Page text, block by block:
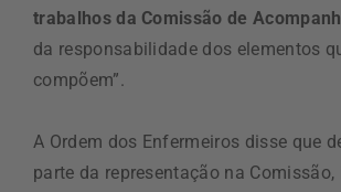
trabalhos da Comissão de
da responsabilidade dos elementos
compõem”.
A Ordem dos Enfermeiros disse que
parte da representação na